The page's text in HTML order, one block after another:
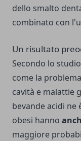
dello smalto
combinato con
Un risultato
Secondo lo
come la
cavità e malattie
bevande acidi ne
obesi hanno
maggiore